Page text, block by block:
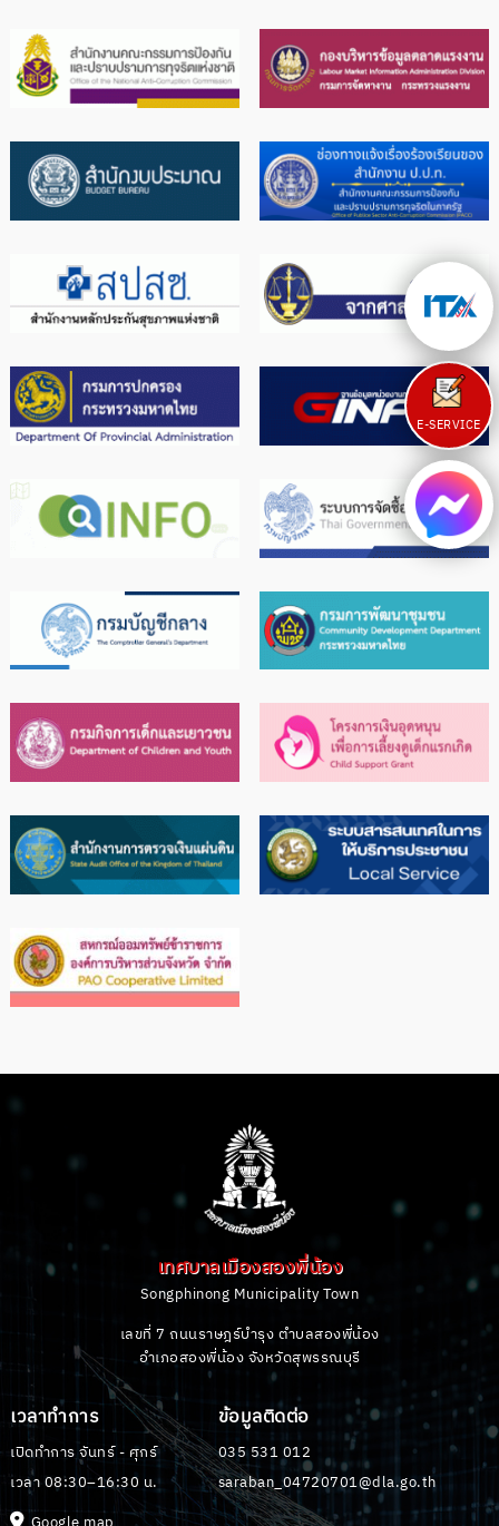
เทศบาลเมืองสองพี่น้อง
Songphinong Municipality Town
เลขที่ 7 ถนนราษฎร์บํารุง ตำบลสองพี่น้อง
อำเภอสองพี่น้อง จังหวัดสุพรรณบุรี
เวลาทำการ
เปิดทำการ จันทร์ - ศุกร์
เวลา 08:30–16:30 น.
ข้อมูลติดต่อ
035 531 012
saraban_04720701@dla.go.th
E-SERVICE